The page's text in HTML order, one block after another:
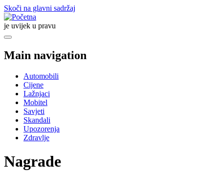
Skoči na glavni sadržaj
je uvijek u pravu
Main navigation
Automobili
Cijene
Lažnjaci
Mobitel
Savjeti
Skandali
Upozorenja
Zdravlje
Nagrade